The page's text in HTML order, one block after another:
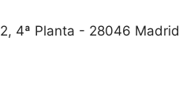
4ª Planta - 28046 Madrid